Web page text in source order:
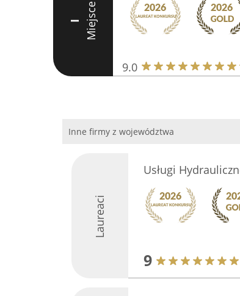
I Miejsce
9.0
Inne firmy z województwa
Laureaci
Usługi
9